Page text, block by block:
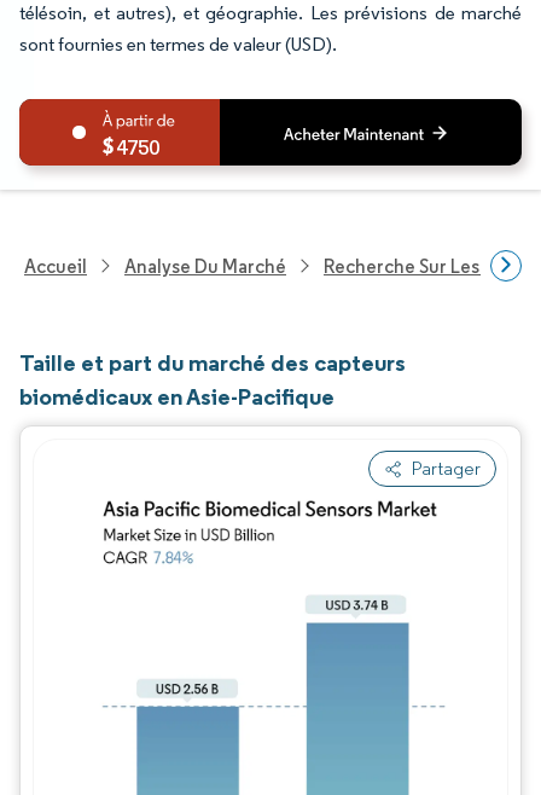
télésoin, et autres), et géographie. Les prévisions de marché
sont fournies en termes de valeur (USD).
4750
Accueil Analyse Du Marché Recherche Sur Les
Taille et part du marché des capteurs
biomédicaux en Asie-Pacifique
Partager